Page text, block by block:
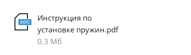
Инструкция по
установке пружин.pdf
0.3 Мб